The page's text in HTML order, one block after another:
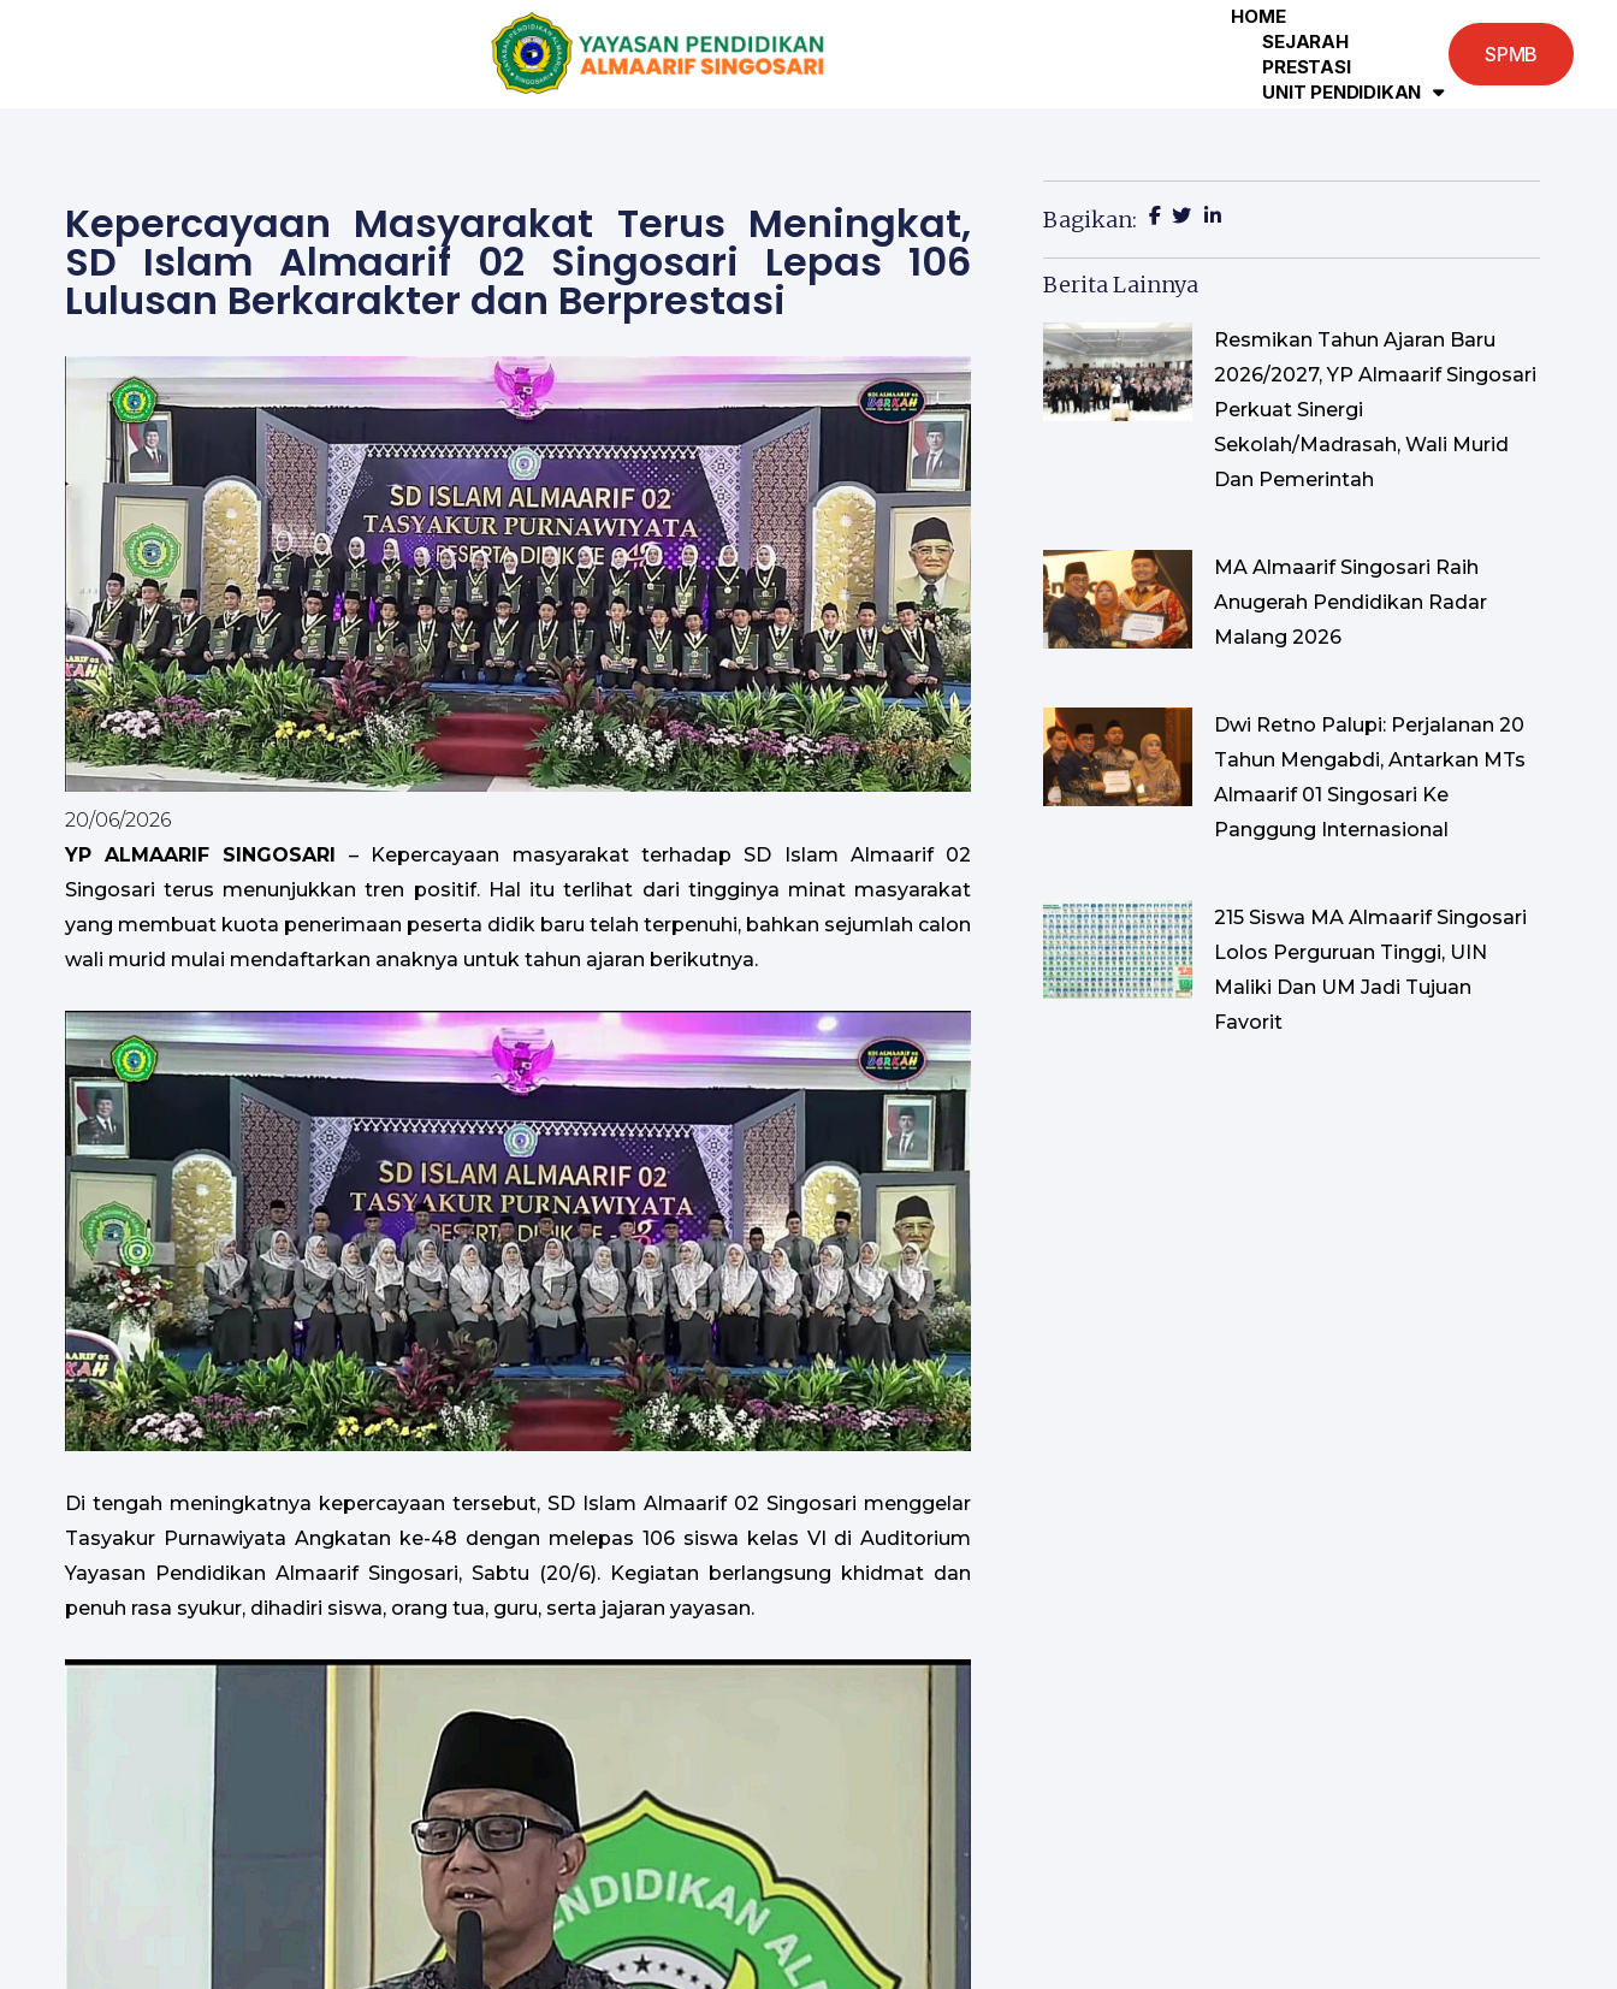
HOME
SEJARAH
PRESTASI
UNIT PENDIDIKAN
SPMB
Kepercayaan Masyarakat Terus Meningkat,
SD Islam Almaarif 02 Singosari Lepas 106
Lulusan Berkarakter dan Berprestasi
20/06/2026
YP ALMAARIF SINGOSARI
– Kepercayaan masyarakat terhadap SD Islam Almaarif 02
Singosari terus menunjukkan tren positif. Hal itu terlihat dari tingginya minat masyarakat
yang membuat kuota penerimaan peserta didik baru telah terpenuhi, bahkan sejumlah calon
wali murid mulai mendaftarkan anaknya untuk tahun ajaran berikutnya.
Di tengah meningkatnya kepercayaan tersebut, SD Islam Almaarif 02 Singosari menggelar
Tasyakur Purnawiyata Angkatan ke-48 dengan melepas 106 siswa kelas VI di Auditorium
Yayasan Pendidikan Almaarif Singosari, Sabtu (20/6). Kegiatan berlangsung khidmat dan
penuh rasa syukur, dihadiri siswa, orang tua, guru, serta jajaran yayasan.
Bagikan:
Berita Lainnya
Resmikan Tahun Ajaran Baru
2026/2027, YP Almaarif Singosari
Perkuat Sinergi
Sekolah/Madrasah, Wali Murid
Dan Pemerintah
MA Almaarif Singosari Raih
Anugerah Pendidikan Radar
Malang 2026
Dwi Retno Palupi: Perjalanan 20
Tahun Mengabdi, Antarkan MTs
Almaarif 01 Singosari Ke
Panggung Internasional
215 Siswa MA Almaarif Singosari
Lolos Perguruan Tinggi, UIN
Maliki Dan UM Jadi Tujuan
Favorit